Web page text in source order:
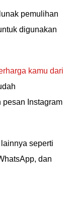
pemulihan
digunakan
kamu dari
Instagram
seperti
dan